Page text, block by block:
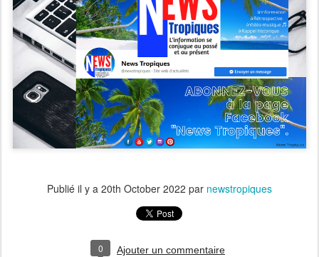
Publié il y a 20th October 2022 par newstropiques
0 Ajouter un commentaire